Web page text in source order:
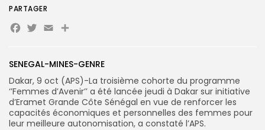
SENEGAL-MINES-GENRE
Dakar, 9 oct (APS)-La troisième cohorte du programme
‘’Femmes d’Avenir’’ a été lancée jeudi à Dakar sur initiative
d’Eramet Grande Côte Sénégal en vue de renforcer les
capacités économiques et personnelles des femmes pour
leur meilleure autonomisation, a constaté l’APS.
PARTAGER
Facebook
Twitter
EmailPartager